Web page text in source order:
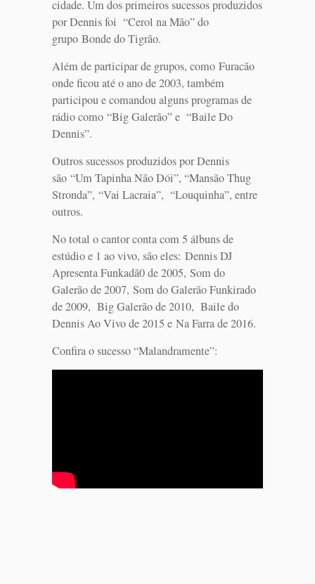
cidade. Um dos primeiros sucessos produzidos
por Dennis foi “Cerol na Mão” do
grupo Bonde do Tigrão.
Além de participar de grupos, como Furacão
onde ficou até o ano de 2003, também
participou e comandou alguns programas de
rádio como “Big Galerão” e “Baile Do
Dennis”.
Outros sucessos produzidos por Dennis
são “Um Tapinha Não Dói”, “Mansão Thug
Stronda”, “Vai Lacraia”, “Louquinha”, entre
outros.
No total o cantor conta com 5 álbuns de
estúdio e 1 ao vivo, são eles: Dennis DJ
Apresenta Funkadã0 de 2005, Som do
Galerão de 2007, Som do Galerão Funkirado
de 2009, Big Galerão de 2010, Baile do
Dennis Ao Vivo de 2015 e Na Farra de 2016.
Confira o sucesso “Malandramente”: